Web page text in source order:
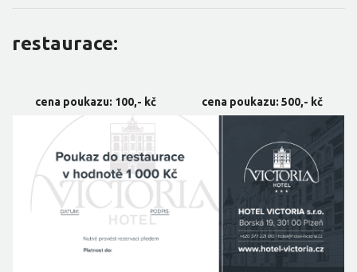
restaurace:
cena poukazu: 100,- kč cena poukazu: 500,- kč